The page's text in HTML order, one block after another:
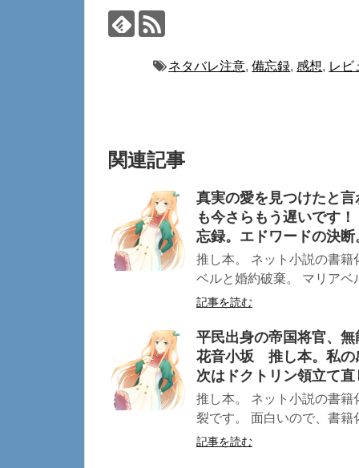
ネタバレ注意,備忘録,感想, レビ
関連記事
真実の愛を見つけたと
も今さらもう遅いです
忘録。エドワードの決断
推し本。 ネット小説の書
ベルと婚約破棄。 マリアベ
記事を読む
平民出身の帝国将官、
花音小坂 推し本。私の
次はドクトリン領立て
推し本。 ネット小説の書
裂です。 面白いので、書
記事を読む